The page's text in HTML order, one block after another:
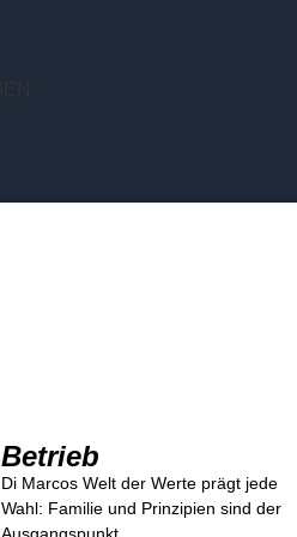
Betrieb
Di Marcos Welt der Werte prägt jede
Wahl: Familie und Prinzipien sind der